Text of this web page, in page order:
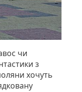
чи
з
хочуть